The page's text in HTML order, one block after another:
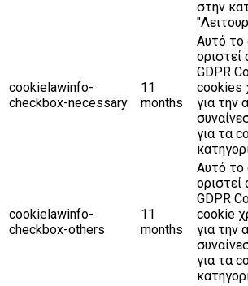
στην
cookielawinfo-
checkbox-necessary
11
months
Αυτό το
GDPR
cookies
για την
για τα
cookielawinfo-
checkbox-others
11
months
Αυτό το
GDPR
cookie
για την
για τα